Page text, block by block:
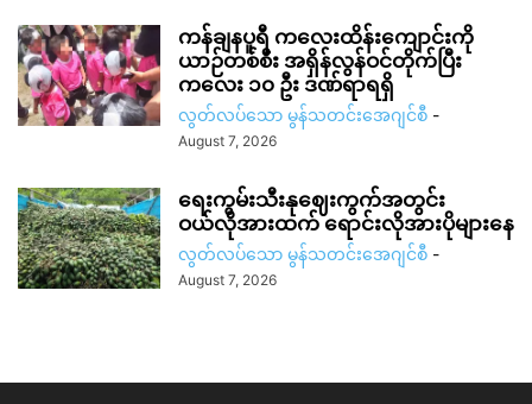
ကန်ချနပူရီ ကလေးထိန်းကျောင်းကို
ယာဉ်တစ်စီး အရှိန်လွန်ဝင်တိုက်ပြီး
ကလေး ၁၀ ဦး ဒဏ်ရာရရှိ
လွတ်လပ်သော မွန်သတင်းအေဂျင်စီ -
August 7, 2026
ရေးကွမ်းသီးနုဈေးကွက်အတွင်း
ဝယ်လိုအားထက် ရောင်းလိုအားပိုများနေ
လွတ်လပ်သော မွန်သတင်းအေဂျင်စီ -
August 7, 2026